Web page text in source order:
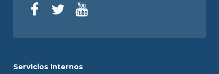
Servicios Internos